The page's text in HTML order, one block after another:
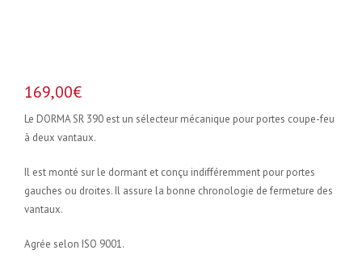
169,00€
Le DORMA SR 390 est un sélecteur mécanique pour portes coupe-feu
à deux vantaux.
Il est monté sur le dormant et conçu indifféremment pour portes
gauches ou droites. Il assure la bonne chronologie de fermeture des
vantaux.
Agrée selon ISO 9001.